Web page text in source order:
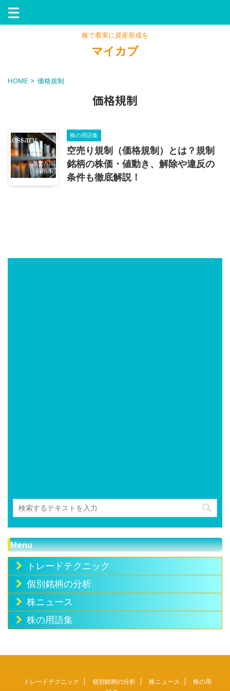
株で着実に資産形成を
マイカブ
HOME > 価格規制
価格規制
株の用語集
空売り規制（価格規制）とは？規制
銘柄の株価・値動き、解除や違反の
条件も徹底解説！
Menu
トレードテクニック
個別銘柄の分析
株ニュース
株の用語集
トレードテクニック 個別銘柄の分析 株ニュース
株の用